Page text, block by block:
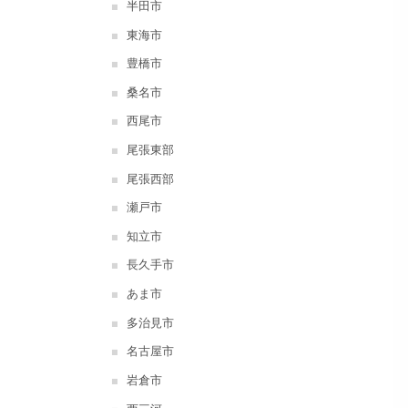
半田市
東海市
豊橋市
桑名市
西尾市
尾張東部
尾張西部
瀬戸市
知立市
長久手市
あま市
多治見市
名古屋市
岩倉市